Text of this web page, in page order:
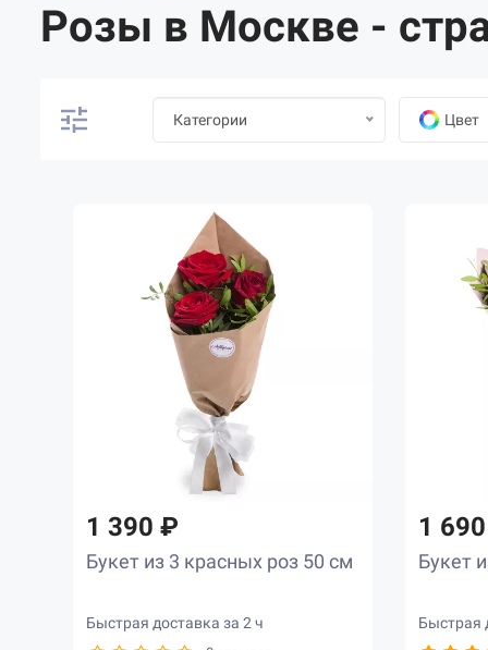
Розы в Москве -
Категории
42
Цвет
1 390 ₽
Букет из 3 красных роз 50 см
Быстрая доставка за 2 ч
1
Букет
Быстрая